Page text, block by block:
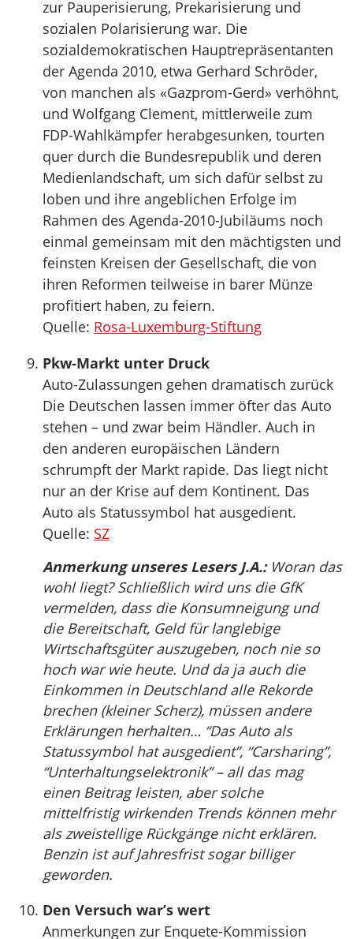
zur Pauperisierung, Prekarisierung und
sozialen Polarisierung war. Die
sozialdemokratischen Hauptrepräsentanten
der Agenda 2010, etwa Gerhard Schröder,
von manchen als «Gazprom-Gerd» verhöhnt,
und Wolfgang Clement, mittlerweile zum
FDP-Wahlkämpfer herabgesunken, tourten
quer durch die Bundesrepublik und deren
Medienlandschaft, um sich dafür selbst zu
loben und ihre angeblichen Erfolge im
Rahmen des Agenda-2010-Jubiläums noch
einmal gemeinsam mit den mächtigsten und
feinsten Kreisen der Gesellschaft, die von
ihren Reformen teilweise in barer Münze
profitiert haben, zu feiern.
Quelle: Rosa-Luxemburg-Stiftung
Pkw-Markt unter Druck
Auto-Zulassungen gehen dramatisch zurück
Die Deutschen lassen immer öfter das Auto
stehen – und zwar beim Händler. Auch in
den anderen europäischen Ländern
schrumpft der Markt rapide. Das liegt nicht
nur an der Krise auf dem Kontinent. Das
Auto als Statussymbol hat ausgedient.
Quelle: SZ
Anmerkung unseres Lesers J.A.:Woran das
wohl liegt? Schließlich wird uns die GfK
vermelden, dass die Konsumneigung und
die Bereitschaft, Geld für langlebige
Wirtschaftsgüter auszugeben, noch nie so
hoch war wie heute. Und da ja auch die
Einkommen in Deutschland alle Rekorde
brechen (kleiner Scherz), müssen andere
Erklärungen herhalten… “Das Auto als
Statussymbol hat ausgedient”, “Carsharing”,
“Unterhaltungselektronik” – all das mag
einen Beitrag leisten, aber solche
mittelfristig wirkenden Trends können mehr
als zweistellige Rückgänge nicht erklären.
Benzin ist auf Jahresfrist sogar billiger
geworden.
Den Versuch war’s wert
Anmerkungen zur Enquete-Kommission